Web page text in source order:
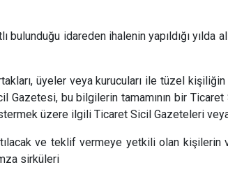
bulunduğu idareden ihalenin yapıldığı yılda
üyeler veya kurucuları ile tüzel
Gazetesi, bu bilgilerin tamamının bir
üzere ilgili Ticaret Sicil Gazeteleri
ve teklif vermeye yetkili olan kişilerin
sirküleri